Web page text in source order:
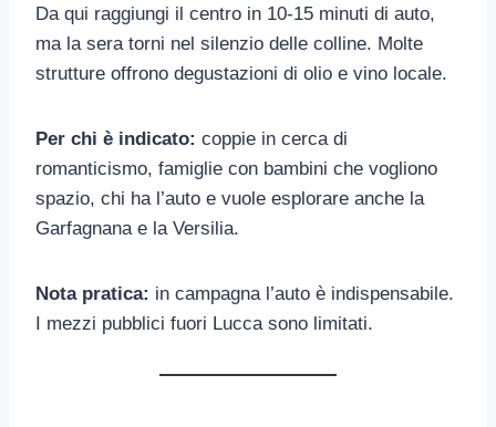
Da qui raggiungi il centro in 10-15 minuti di auto,
ma la sera torni nel silenzio delle colline. Molte
strutture offrono degustazioni di olio e vino locale.
Per chi è indicato: coppie in cerca di
romanticismo, famiglie con bambini che vogliono
spazio, chi ha l’auto e vuole esplorare anche la
Garfagnana e la Versilia.
Nota pratica: in campagna l’auto è indispensabile.
I mezzi pubblici fuori Lucca sono limitati.